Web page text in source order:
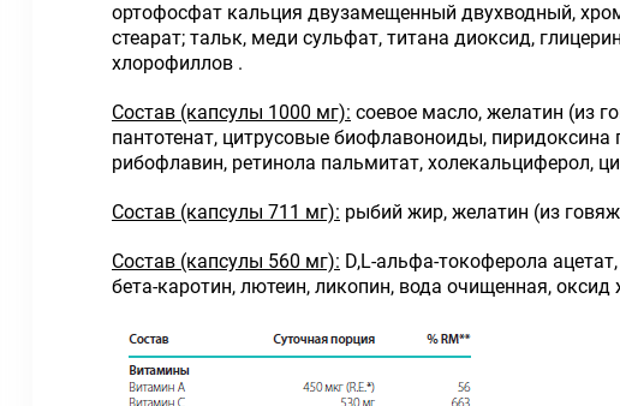
ортофосфат кальция двузамещенный двухводный,
стеарат; тальк, меди сульфат, титана диоксид,
хлорофиллов .
Состав (капсулы 1000 мг): соевое масло, желатин (из
пантотенат, цитрусовые биофлавоноиды,
рибофлавин, ретинола пальмитат, холекальциферол,
Состав (капсулы 711 мг): рыбий жир, желатин (из
Состав (капсулы 560 мг): D,L-альфа-токоферола
бета-каротин, лютеин, ликопин, вода очищенная,